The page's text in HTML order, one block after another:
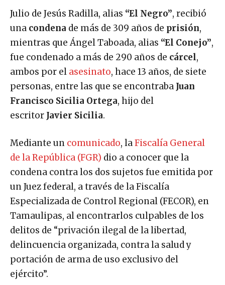
Julio de Jesús Radilla, alias “El Negro”, recibió
una condena de más de 309 años de prisión,
mientras que Ángel Taboada, alias “El Conejo”,
fue condenado a más de 290 años de cárcel,
ambos por el asesinato, hace 13 años, de siete
personas, entre las que se encontraba Juan
Francisco Sicilia Ortega, hijo del
escritor Javier Sicilia.
Mediante un comunicado, laFiscalía General
de la República (FGR) dio a conocer que la
condena contra los dos sujetos fue emitida por
un Juez federal, a través de la Fiscalía
Especializada de Control Regional (FECOR), en
Tamaulipas, al encontrarlos culpables de los
delitos de “privación ilegal de la libertad,
delincuencia organizada, contra la salud y
portación de arma de uso exclusivo del
ejército”.